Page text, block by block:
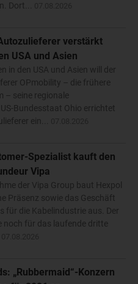
Dort...
verstärkt
USA und Asien
in den USA und Asien will der
OPmobility – die frühere
– seine regionale
Bundesstaat Ohio errichtet
ein...
Spezialist kauft den
Vipa
der Vipa Group baut Hexpol
Präsenz sowie das Geschäft
für die Kabelindustrie aus. Der
noch für das laufende dritte
„Rubbermaid“-Konzern